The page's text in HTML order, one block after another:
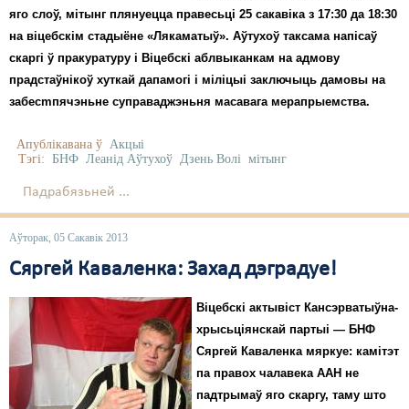
яго слоў, мітынг плянуецца правесьці 25 сакавіка з 17:30 да 18:30
на віцебскім стадыёне «Лякаматыў». Аўтухоў таксама напісаў
скаргі ў пракуратуру і Віцебскі аблвыканкам на адмову
прадстаўнікоў хуткай дапамогі і міліцыі заключыць дамовы на
забесmпячэньне суправаджэньня масавага мерапрыемства.
Апублікавана ў Акцыі
Тэгі: БНФ Леанід Аўтухоў Дзень Волі мітынг
Падрабязьней ...
Аўторак, 05 Сакавік 2013
Сяргей Каваленка: Захад дэградуе!
Віцебскі актывіст Кансэрватыўна-
хрысьціянскай партыі — БНФ
Сяргей Каваленка мяркуе: камітэт
па правох чалавека ААН не
падтрымаў яго скаргу, таму што
Правы працоўных
Сацыяльныя правы